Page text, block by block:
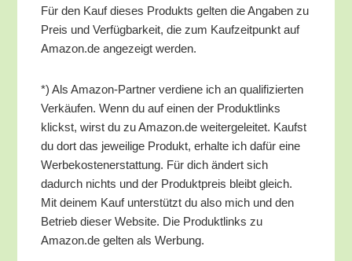
Für den Kauf die­ses Pro­dukts gel­ten die Anga­ben zu
Preis und Ver­füg­bar­keit, die zum Kauf­zeit­punkt auf
Amazon.de ange­zeigt werden.
*) Als Ama­zon-Part­ner ver­die­ne ich an qua­li­fi­zier­ten
Ver­käu­fen. Wenn du auf einen der Pro­dukt­links
klickst, wirst du zu Amazon.de wei­ter­ge­lei­tet. Kaufst
du dort das jewei­li­ge Pro­dukt, erhal­te ich dafür eine
Wer­be­kos­ten­er­stat­tung. Für dich ändert sich
dadurch nichts und der Pro­dukt­preis bleibt gleich.
Mit dei­nem Kauf unter­stützt du also mich und den
Betrieb die­ser Web­site. Die Pro­dukt­links zu
Amazon.de gel­ten als Werbung.